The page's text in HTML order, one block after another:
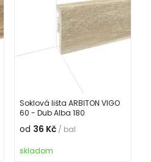
Soklová lišta ARBITON VIGO
60 - Dub Alba 180
od 36 Kč / bal
skladom